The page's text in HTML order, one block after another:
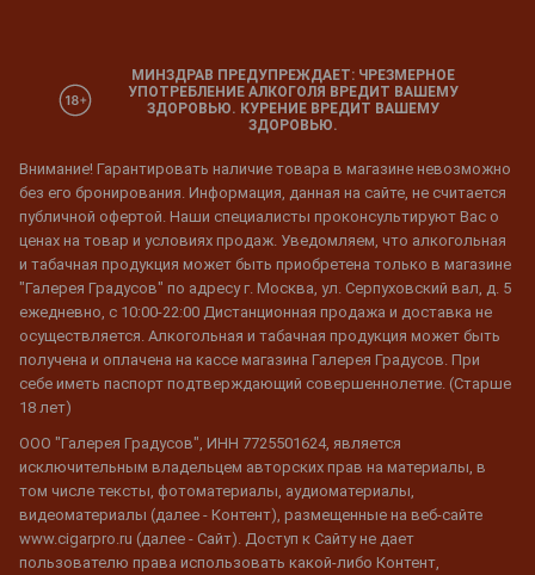
МИНЗДРАВ ПРЕДУПРЕЖДАЕТ: ЧРЕЗМЕРНОЕ
УПОТРЕБЛЕНИЕ АЛКОГОЛЯ ВРЕДИТ ВАШЕМУ
ЗДОРОВЬЮ. КУРЕНИЕ ВРЕДИТ ВАШЕМУ
ЗДОРОВЬЮ.
Внимание! Гарантировать наличие товара в магазине невозможно
без его бронирования. Информация, данная на сайте, не считается
публичной офертой. Наши специалисты проконсультируют Вас о
ценах на товар и условиях продаж. Уведомляем, что алкогольная
и табачная продукция может быть приобретена только в магазине
"Галерея Градусов" по адресу г. Москва, ул. Серпуховский вал, д. 5
ежедневно, с 10:00-22:00 Дистанционная продажа и доставка не
осуществляется. Алкогольная и табачная продукция может быть
получена и оплачена на кассе магазина Галерея Градусов. При
себе иметь паспорт подтверждающий совершеннолетие. (Старше
18 лет)
ООО "Галерея Градусов", ИНН 7725501624, является
исключительным владельцем авторских прав на материалы, в
том числе тексты, фотоматериалы, аудиоматериалы,
видеоматериалы (далее - Контент), размещенные на веб-сайте
www.cigarpro.ru (далее - Сайт). Доступ к Сайту не дает
пользователю права использовать какой-либо Контент,